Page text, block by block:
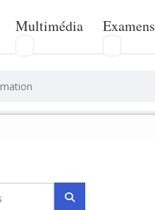
Multimédia Examens